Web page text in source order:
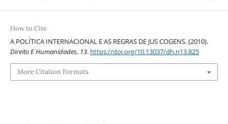
How to Cite
A POLÍTICA INTERNACIONAL E AS REGRAS DE JUS COGENS. (2010).
Direito E Humanidades, 13. https://doi.org/10.13037/dh.n13.825
More Citation Formats